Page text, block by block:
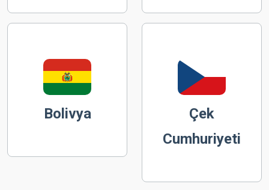
Bolivya
Çek
Cumhuriyeti